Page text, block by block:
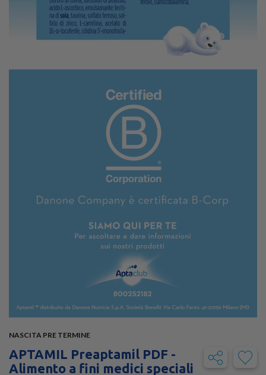
NASCITA PRE TERMINE
APTAMIL Preaptamil PDF -
Alimento a fini medici speciali